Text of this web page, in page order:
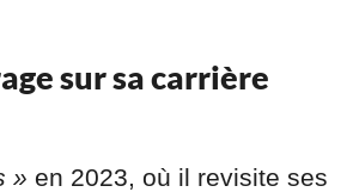
sur sa carrière
» en 2023, où il revisite ses